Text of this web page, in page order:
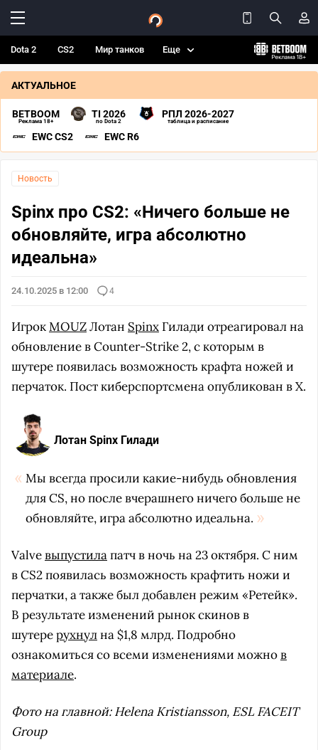
Dota 2 CS2 Мир танков Еще
АКТУАЛЬНОЕ
BETBOOM
Реклама 18+
TI 2026
по Dota 2
РПЛ 2026-2027
таблица и расписание
EWC CS2 EWC R6
Новость
Spinx про CS2: «Ничего больше не
обновляйте, игра абсолютно
идеальна»
24.10.2025 в 12:00 4
ИгрокMOUZЛотан Spinx Гилади отреагировал на
обновление в Counter-Strike 2, с которым в
шутере появилась возможность крафта ножей и
перчаток. Пост киберспортсмена опубликован в X.
Лотан Spinx Гилади
Мы всегда просили какие-нибудь обновления
для CS, но после вчерашнего ничего больше не
обновляйте, игра абсолютно идеальна.
Valveвыпустилапатч в ночь на 23 октября. С ним
в CS2 появилась возможность крафтить ножи и
перчатки, а также был добавлен режим «Ретейк».
В результате изменений рынок скинов в
шутерерухнулна $1,8 млрд. Подробно
ознакомиться со всеми изменениями можнов
материале.
Фото на главной: Helena Kristiansson, ESL FACEIT
Group